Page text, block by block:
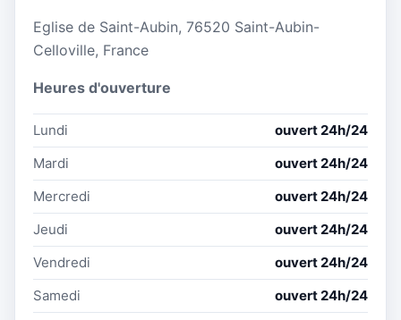
Eglise de Saint-Aubin, 76520 Saint-Aubin-
Celloville, France
Heures d'ouverture
Lundi
ouvert 24h/24
Mardi
ouvert 24h/24
Mercredi
ouvert 24h/24
Jeudi
ouvert 24h/24
Vendredi
ouvert 24h/24
Samedi
ouvert 24h/24